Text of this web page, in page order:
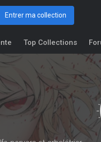
Entrer ma collection
Top Collections